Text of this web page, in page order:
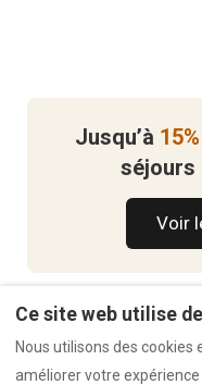
Jusqu’à
séjours
Voir
Mentions légales
Ce site web utilise
Nous utilisons des cookies
améliorer votre